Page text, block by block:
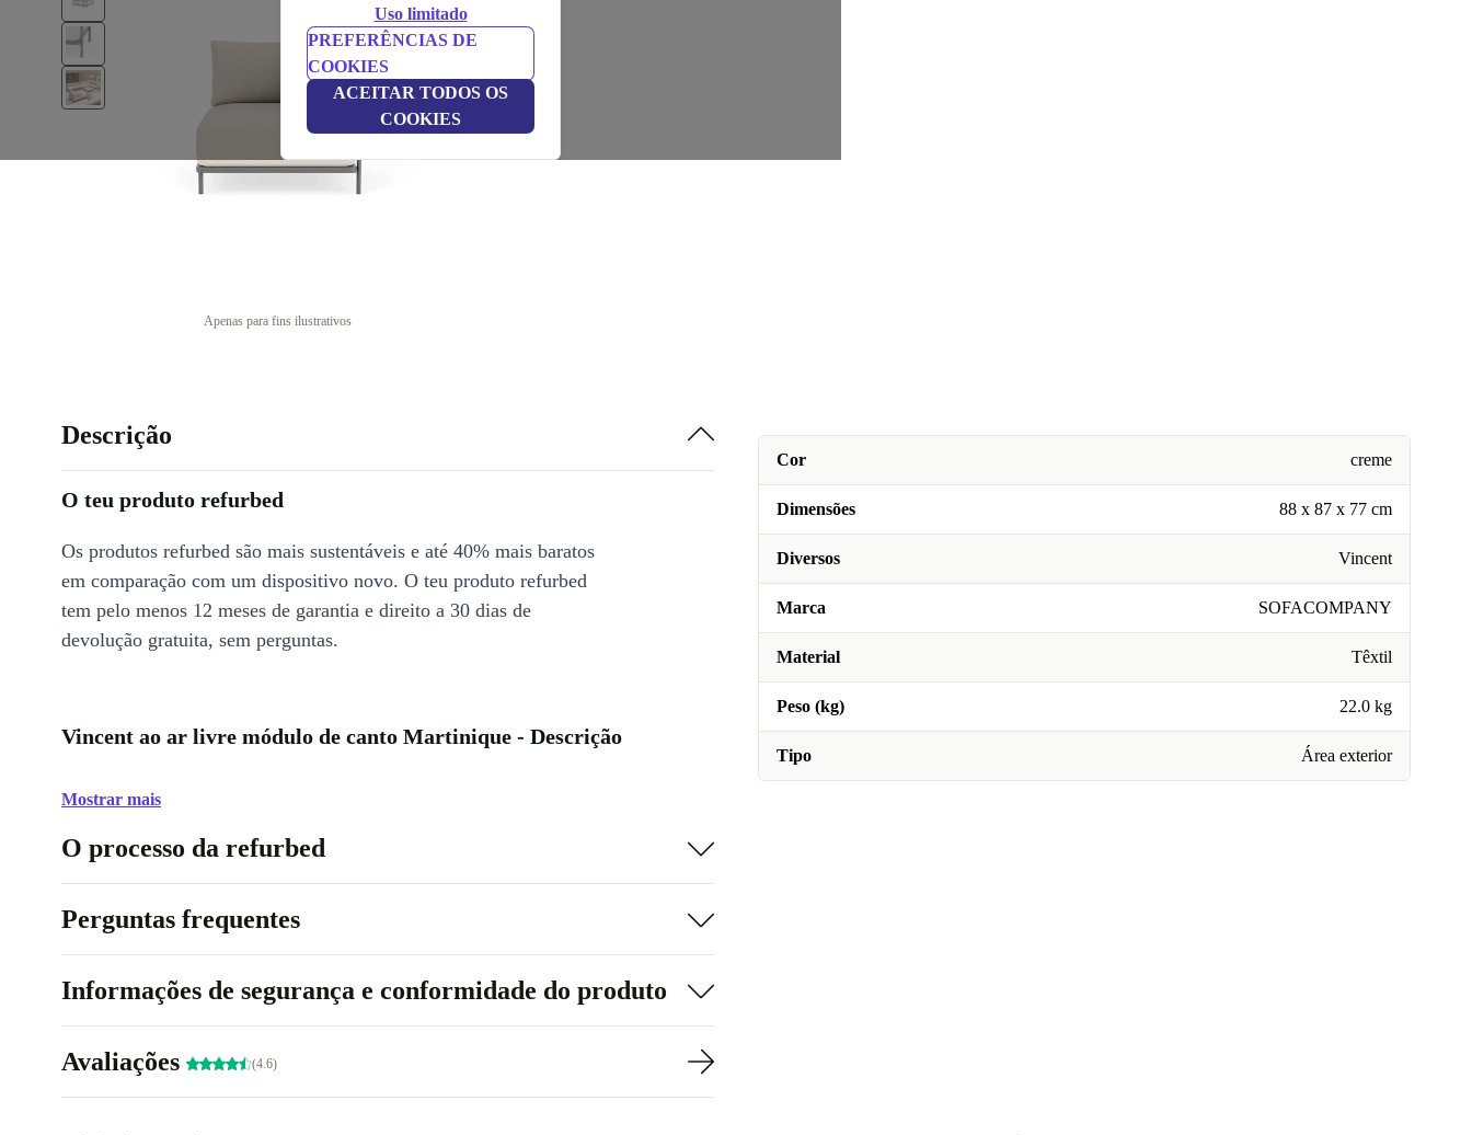
Uso limitado
PREFERÊNCIAS DE
COOKIES
ACEITAR TODOS OS
COOKIES
Apenas para fins ilustrativos
Cor creme
Dimensões 88 x 87 x 77 cm
Diversos Vincent
Marca SOFACOMPANY
Material Têxtil
Peso (kg) 22.0 kg
Tipo Área exterior
Descrição
O teu produto refurbed
Os produtos refurbed são mais sustentáveis e até 40% mais baratos
em comparação com um dispositivo novo. O teu produto refurbed
tem pelo menos 12 meses de garantia e direito a 30 dias de
devolução gratuita, sem perguntas.
Vincent ao ar livre módulo de canto Martinique - Descrição
Mostrar mais
O processo da refurbed
Perguntas frequentes
Informações de segurança e conformidade do produto
Avaliações (4.6)